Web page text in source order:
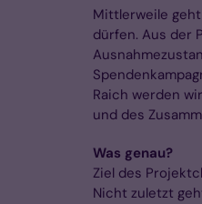
Mittlerweile
dürfen. Aus der
Raich werden
und des
Was genau?
Ziel des
Nicht zuletzt